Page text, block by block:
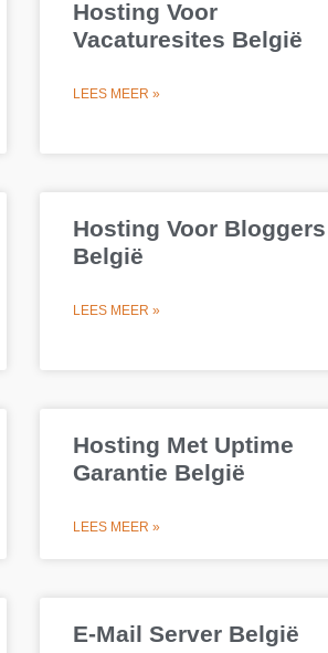
Hosting Voor
Vacaturesites België
LEES MEER »
Hosting Voor Bloggers
België
LEES MEER »
Hosting Met Uptime
Garantie België
LEES MEER »
E-Mail Server België